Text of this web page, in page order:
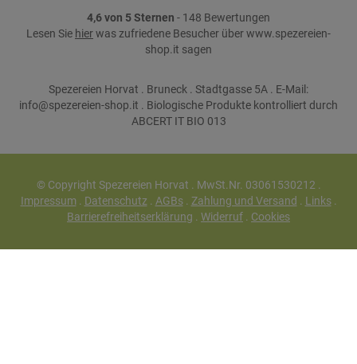
4,6 von 5 Sternen - 148 Bewertungen
Lesen Sie hierwas zufriedene Besucher über www.spezereien-
shop.it sagen
Spezereien Horvat . Bruneck . Stadtgasse 5A . E-Mail:
info@spezereien-shop.it . Biologische Produkte kontrolliert durch
ABCERT IT BIO 013
© Copyright Spezereien Horvat . MwSt.Nr. 03061530212 .
Impressum. Datenschutz. AGBs. Zahlung und Versand . Links.
Barrierefreiheitserklärung . Widerruf . Cookies